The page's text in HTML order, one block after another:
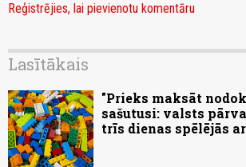
Reģistrējies, lai pievienotu komentāru
Lasītākais
"Prieks maksāt
sašutusi: valsts
trīs dienas spēlējās ar